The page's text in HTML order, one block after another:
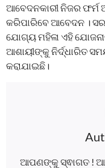
ଆବେଦନକାରୀ ନିଜର ଫର୍ମ
କରିପାରିବେ ଆବେଦନ ।
ଯୋଗ୍ୟ ମହିଳା ଏହି
ଆଶାୟୀଙ୍କୁ ନିର୍ଦ୍ଧାରିତ
କରାଯାଇଛି।
ଆପଣଙ୍କୁ ସ୍ଵାଗତ !